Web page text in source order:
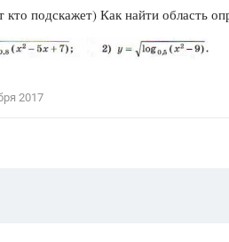
подскажет) Как найти область
2017